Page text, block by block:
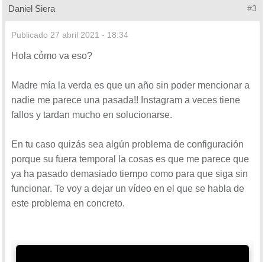
Daniel Siera #3
Publicado 27 abril 2021 - 18:34
Hola cómo va eso?
Madre mía la verda es que un año sin poder mencionar a
nadie me parece una pasada!! Instagram a veces tiene
fallos y tardan mucho en solucionarse.
En tu caso quizás sea algún problema de configuración
porque su fuera temporal la cosas es que me parece que
ya ha pasado demasiado tiempo como para que siga sin
funcionar. Te voy a dejar un vídeo en el que se habla de
este problema en concreto.